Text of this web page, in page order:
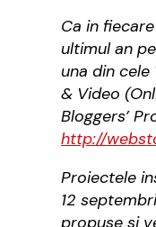
Ca in
ultimul an
una din cele
& Video
Bloggers’
http://
Proiectele
12